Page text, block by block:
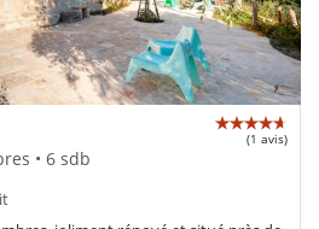
(1 avis)
• 6 sdb